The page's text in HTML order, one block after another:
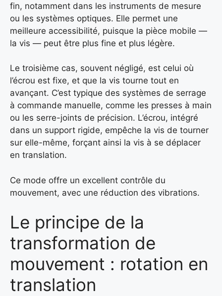
fin, notamment dans les instruments de mesure
ou les systèmes optiques. Elle permet une
meilleure accessibilité, puisque la pièce mobile —
la vis — peut être plus fine et plus légère.
Le troisième cas, souvent négligé, est celui où
l’écrou est fixe, et que la vis tourne tout en
avançant. C’est typique des systèmes de serrage
à commande manuelle, comme les presses à main
ou les serre-joints de précision. L’écrou, intégré
dans un support rigide, empêche la vis de tourner
sur elle-même, forçant ainsi la vis à se déplacer
en translation.
Ce mode offre un excellent contrôle du
mouvement, avec une réduction des vibrations.
Le principe de la
transformation de
mouvement : rotation en
translation